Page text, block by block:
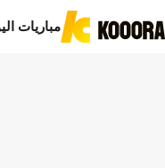
مباريات